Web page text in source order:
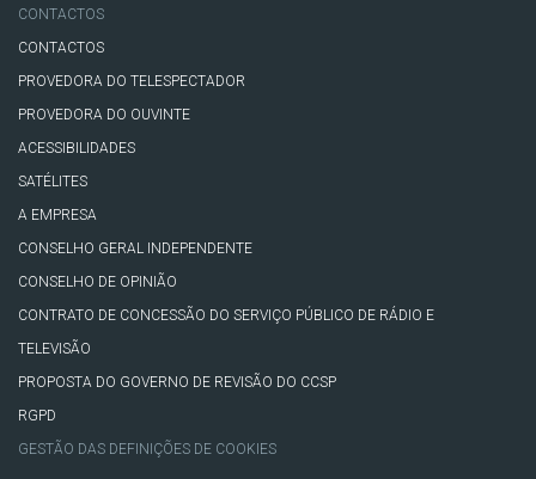
CONTACTOS
CONTACTOS
PROVEDORA DO TELESPECTADOR
PROVEDORA DO OUVINTE
ACESSIBILIDADES
SATÉLITES
A EMPRESA
CONSELHO GERAL INDEPENDENTE
CONSELHO DE OPINIÃO
CONTRATO DE CONCESSÃO DO SERVIÇO PÚBLICO DE RÁDIO E
TELEVISÃO
PROPOSTA DO GOVERNO DE REVISÃO DO CCSP
RGPD
GESTÃO DAS DEFINIÇÕES DE COOKIES